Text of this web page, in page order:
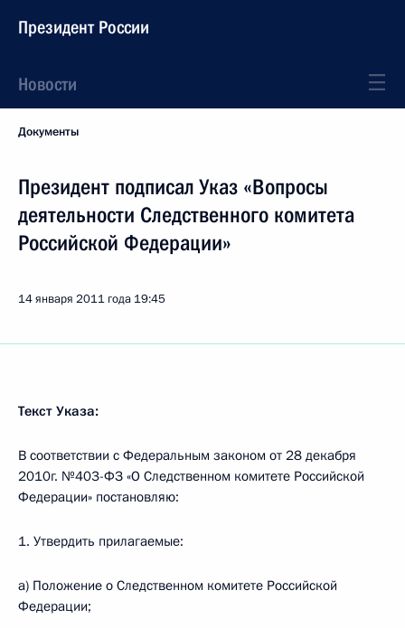
Президент России
Новости
Документы
Президент подписал Указ «Вопросы
деятельности Следственного комитета
Российской Федерации»
14 января 2011 года 19:45
Текст Указа:
В соответствии с Федеральным законом от 28 декабря
2010г. №403-ФЗ «О Следственном комитете Российской
Федерации» постановляю:
1. Утвердить прилагаемые:
а) Положение о Следственном комитете Российской
Федерации;